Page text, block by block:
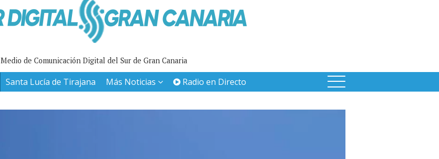
Medio de Comunicación Digital del Sur de Gran Canaria
Santa Lucía de Tirajana Más Noticias Radio en Directo